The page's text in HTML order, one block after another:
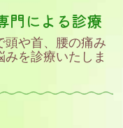
門による診療
頭や首、腰の痛み
みを診療いたしま